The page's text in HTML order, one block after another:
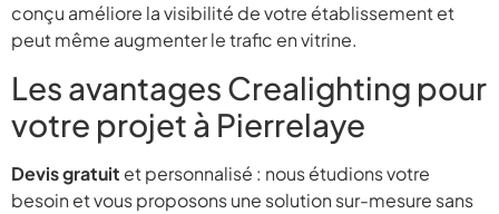
conçu améliore la visibilité de votre établissement et
peut même augmenter le trafic en vitrine.
Les avantages Crealighting pour
votre projet à Pierrelaye
Devis gratuit et personnalisé : nous étudions votre
besoin et vous proposons une solution sur-mesure sans